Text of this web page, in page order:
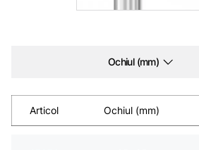
Ochiul (mm)
Articol Ochiul (mm)